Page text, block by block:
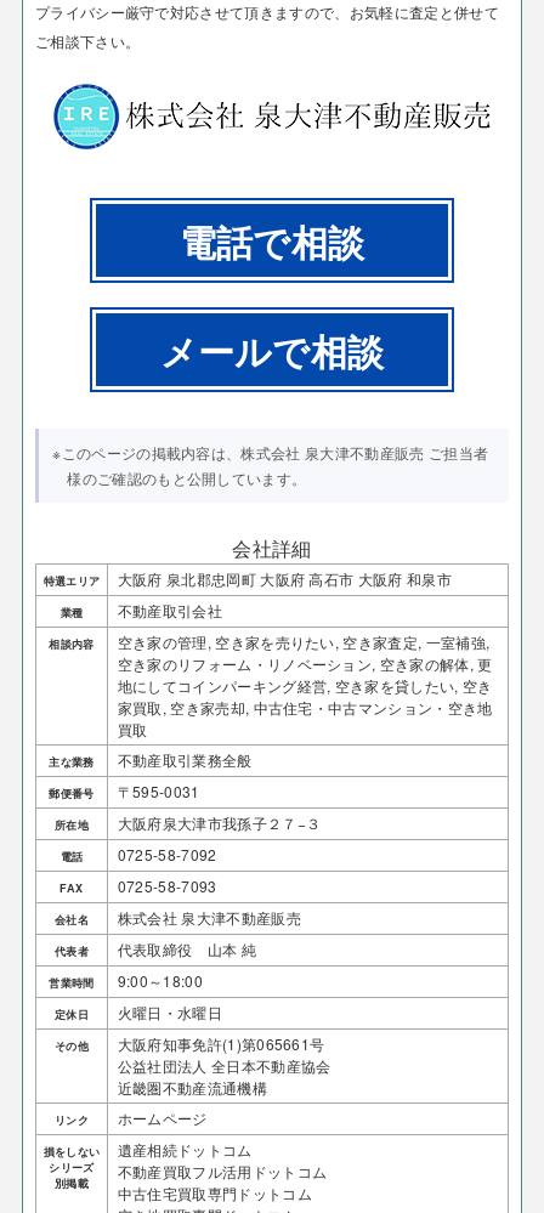
プライバシー厳守で対応させて頂きますので、お気軽に査定と併せて
ご相談下さい。
電話で相談
メールで相談
※このページの掲載内容は、株式会社 泉大津不動産販売 ご担当者
様のご確認のもと公開しています。
会社詳細
特選エリア 大阪府 泉北郡忠岡町 大阪府 高石市 大阪府 和泉市
業種 不動産取引会社
相談内容
空き家の管理, 空き家を売りたい, 空き家査定, 一室補強,
空き家のリフォーム・リノベーション, 空き家の解体, 更
地にしてコインパーキング経営, 空き家を貸したい, 空き
家買取, 空き家売却, 中古住宅・中古マンション・空き地
買取
主な業務 不動産取引業務全般
郵便番号 〒595-0031
所在地 大阪府泉大津市我孫子２７−３
電話 0725-58-7092
FAX 0725-58-7093
会社名 株式会社 泉大津不動産販売
代表者 代表取締役 山本 純
営業時間 9:00～18:00
定休日 火曜日・水曜日
その他
大阪府知事免許(1)第065661号
公益社団法人 全日本不動産協会
近畿圏不動産流通機構
リンク ホームページ
損をしない
シリーズ
別掲載
遺産相続ドットコム
不動産買取フル活用ドットコム
中古住宅買取専門ドットコム